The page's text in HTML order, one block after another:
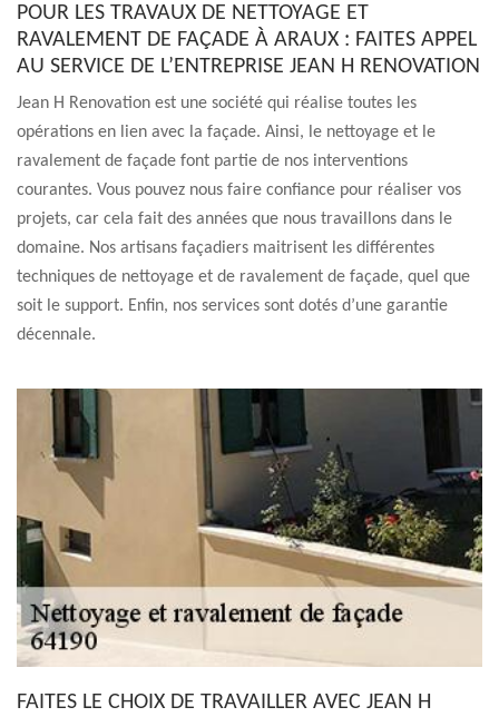
POUR LES TRAVAUX DE NETTOYAGE ET
RAVALEMENT DE FAÇADE À ARAUX : FAITES APPEL
AU SERVICE DE L’ENTREPRISE JEAN H RENOVATION
Jean H Renovation est une société qui réalise toutes les
opérations en lien avec la façade. Ainsi, le nettoyage et le
ravalement de façade font partie de nos interventions
courantes. Vous pouvez nous faire confiance pour réaliser vos
projets, car cela fait des années que nous travaillons dans le
domaine. Nos artisans façadiers maitrisent les différentes
techniques de nettoyage et de ravalement de façade, quel que
soit le support. Enfin, nos services sont dotés d’une garantie
décennale.
FAITES LE CHOIX DE TRAVAILLER AVEC JEAN H